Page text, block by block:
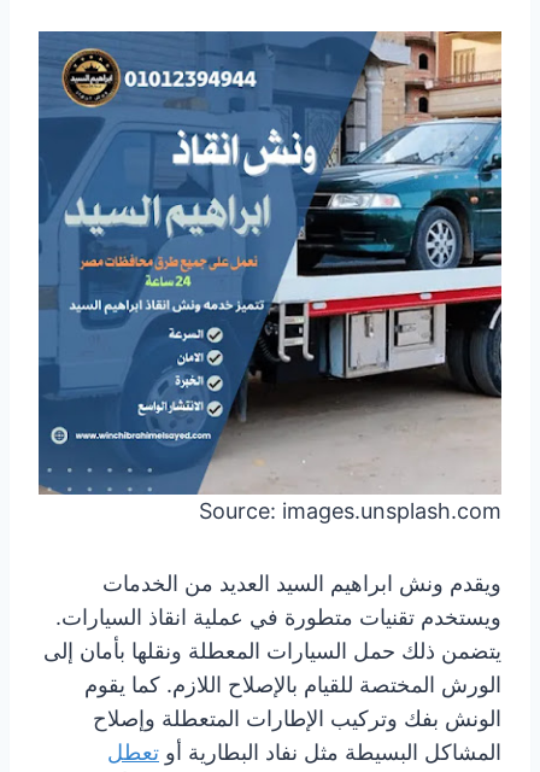
Source: images.unsplash.com
ويقدم ونش ابراهيم السيد العديد من الخدمات
ويستخدم تقنيات متطورة في عملية انقاذ السيارات.
يتضمن ذلك حمل السيارات المعطلة ونقلها بأمان إلى
الورش المختصة للقيام بالإصلاح اللازم. كما يقوم
الونش بفك وتركيب الإطارات المتعطلة وإصلاح
المشاكل البسيطة مثل نفاد البطارية أو تعطل